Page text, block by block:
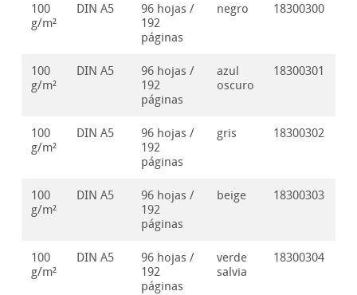
100
g/m²
DIN A5
96 hojas /
192
páginas
negro 18300300
100
g/m²
DIN A5
96 hojas /
192
páginas
azul
oscuro
18300301
100
g/m²
DIN A5
96 hojas /
192
páginas
gris 18300302
100
g/m²
DIN A5
96 hojas /
192
páginas
beige 18300303
100
g/m²
DIN A5
96 hojas /
192
páginas
verde
salvia
18300304